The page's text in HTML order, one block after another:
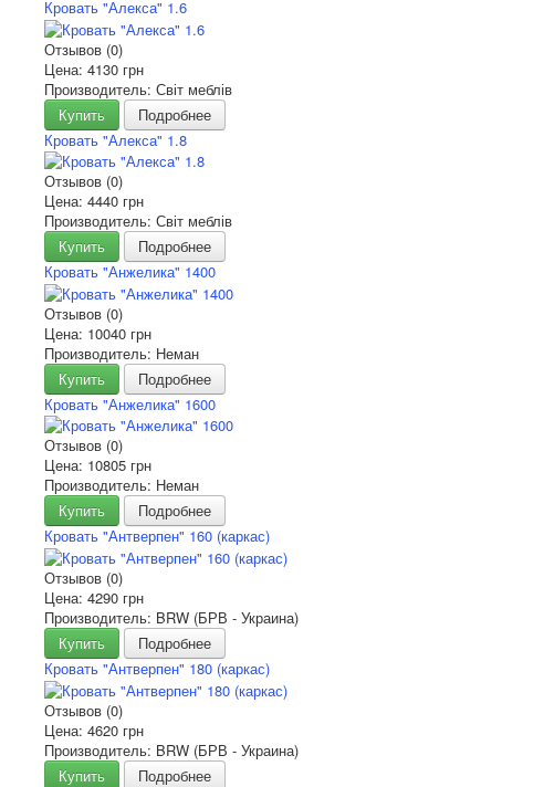
Кровать "Алекса" 1.6
Отзывов (0)
Цена: 4130 грн
Производитель: Світ меблів
Купить
Подробнее
Кровать "Алекса" 1.8
Отзывов (0)
Цена: 4440 грн
Производитель: Світ меблів
Купить
Подробнее
Кровать "Анжелика" 1400
Отзывов (0)
Цена: 10040 грн
Производитель: Неман
Купить
Подробнее
Кровать "Анжелика" 1600
Отзывов (0)
Цена: 10805 грн
Производитель: Неман
Купить
Подробнее
Кровать "Антверпен" 160 (каркас)
Отзывов (0)
Цена: 4290 грн
Производитель: BRW (БРВ - Украина)
Купить
Подробнее
Кровать "Антверпен" 180 (каркас)
Отзывов (0)
Цена: 4620 грн
Производитель: BRW (БРВ - Украина)
Купить
Подробнее